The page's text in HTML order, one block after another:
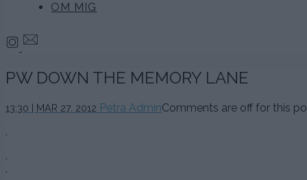
OM MIG
PW DOWN THE MEMORY LANE
13:30 | MAR 27. 2012 Petra AdminComments are off for this
.
.
.